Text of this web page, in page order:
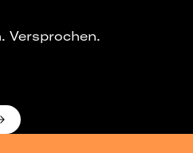
Versprochen.